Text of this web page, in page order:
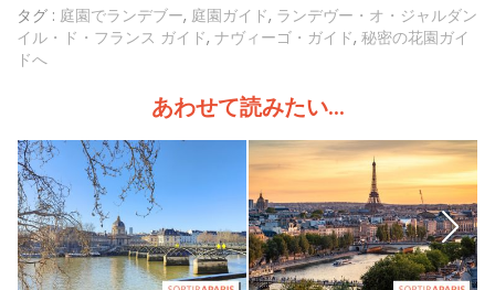
タグ : 庭園でランデブー, 庭園ガイド, ランデヴー・オ・ジャルダン
イル・ド・フランス ガイド, ナヴィーゴ・ガイド, 秘密の花園ガイ
ドへ
あわせて読みたい...